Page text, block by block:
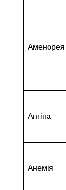
Аменорея
Ангіна
Анемія